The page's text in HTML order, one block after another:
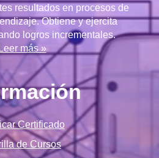
resultados en procesos de
Obtiene y ejercita
logros incrementales.
Leer más »
Certificado
de Cursos